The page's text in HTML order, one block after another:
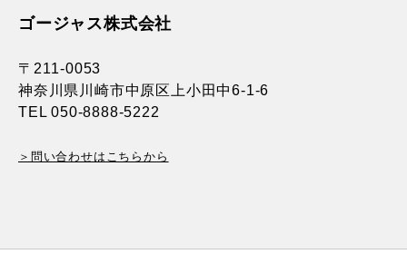
ゴージャス株式会社
〒211-0053
神奈川県川崎市中原区上小田中6-1-6
TEL 050-8888-5222
＞問い合わせはこちらから